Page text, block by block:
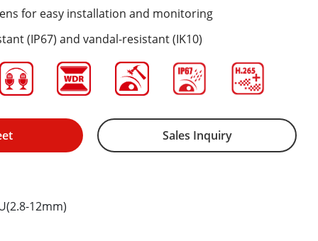
for easy installation and monitoring
(IP67) and vandal-resistant (IK10)
Sales Inquiry
12mm)